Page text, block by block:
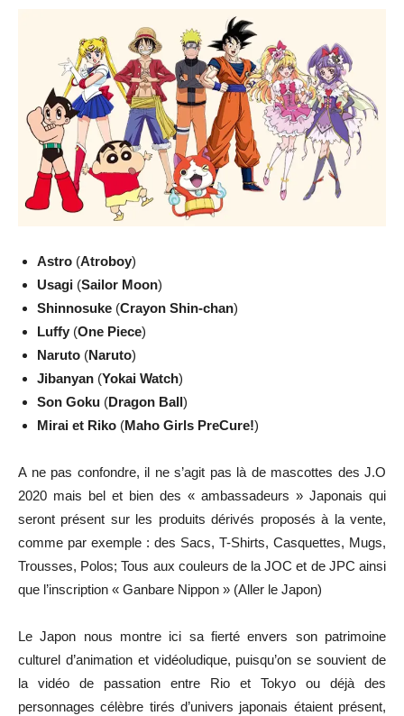
Astro (Atroboy)
Usagi (Sailor Moon)
Shinnosuke (Crayon Shin-chan)
Luffy (One Piece)
Naruto (Naruto)
Jibanyan (Yokai Watch)
Son Goku (Dragon Ball)
Mirai et Riko (Maho Girls PreCure!)
A ne pas confondre, il ne s’agit pas là de mascottes des J.O
2020 mais bel et bien des « ambassadeurs » Japonais qui
seront présent sur les produits dérivés proposés à la vente,
comme par exemple : des Sacs, T-Shirts, Casquettes, Mugs,
Trousses, Polos; Tous aux couleurs de la JOC et de JPC ainsi
que l’inscription « Ganbare Nippon » (Aller le Japon)
Le Japon nous montre ici sa fierté envers son patrimoine
culturel d’animation et vidéoludique, puisqu’on se souvient de
la vidéo de passation entre Rio et Tokyo ou déjà des
personnages célèbre tirés d’univers japonais étaient présent,